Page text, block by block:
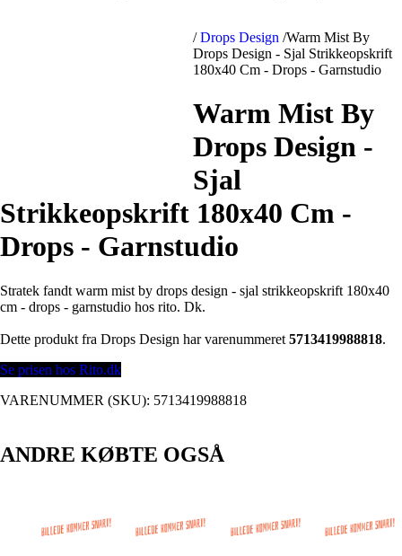
/ Drops Design /Warm Mist By
Drops Design - Sjal Strikkeopskrift
180x40 Cm - Drops - Garnstudio
Warm Mist By
Drops Design -
Sjal
Strikkeopskrift 180x40 Cm -
Drops - Garnstudio
Stratek fandt warm mist by drops design - sjal strikkeopskrift 180x40
cm - drops - garnstudio hos rito. Dk.
Dette produkt fra Drops Design har varenummeret 5713419988818.
Se prisen hos Rito.dk
VARENUMMER (SKU): 5713419988818
ANDRE KØBTE OGSÅ